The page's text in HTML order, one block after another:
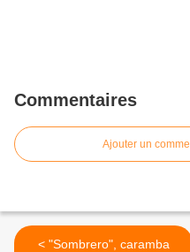
Commentaires
Ajouter un
< "Sombrero", caramba